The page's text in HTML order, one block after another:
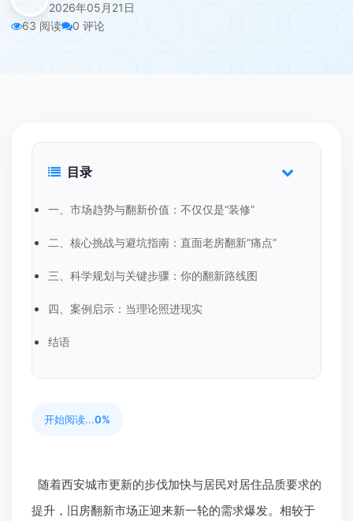
2026年05月21日
63 阅读
0 评论
目录
一、市场趋势与翻新价值：不仅仅是“装修”
二、核心挑战与避坑指南：直面老房翻新“痛点”
三、科学规划与关键步骤：你的翻新路线图
四、案例启示：当理论照进现实
结语
开始阅读...0%
随着西安城市更新的步伐加快与居民对居住品质要求的
提升，旧房翻新市场正迎来新一轮的需求爆发。相较于